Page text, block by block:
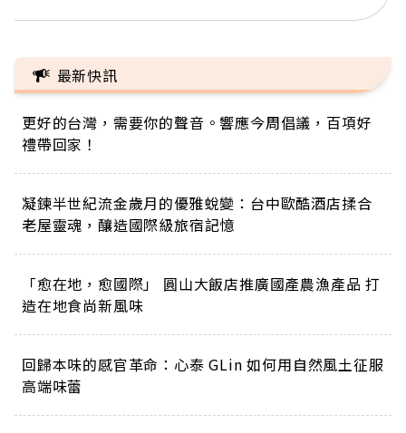
最新快訊
更好的台灣，需要你的聲音。響應今周倡議，百項好
禮帶回家！
凝鍊半世紀流金歲月的優雅蛻變：台中歐酷酒店揉合
老屋靈魂，釀造國際級旅宿記憶
「愈在地，愈國際」 圓山大飯店推廣國產農漁產品 打
造在地食尚新風味
回歸本味的感官革命：心泰 GLin 如何用自然風土征服
高端味蕾